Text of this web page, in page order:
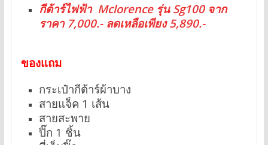
กีต้าร์ไฟฟ้า Mclorence รุ่น Sg100 จาก
ราคา 7,000.- ลดเหลือเพียง 5,890.-
ของแถม
กระเป๋ากีต้าร์ผ้าบาง
สายแจ็ค 1 เส้น
สายสะพาย
ปิ๊ก 1 ชิ้น